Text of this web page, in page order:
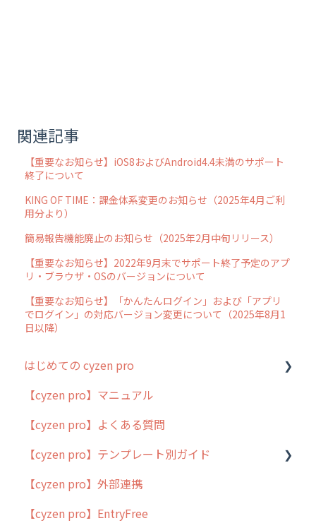
関連記事
【重要なお知らせ】iOS8およびAndroid4.4未満のサポート
終了について
KING OF TIME：課金体系変更のお知らせ（2025年4月ご利
用分より）
簡易報告機能廃止のお知らせ（2025年2月中旬リリース）
【重要なお知らせ】2022年9月末でサポート終了予定のアプ
リ・ブラウザ・OSのバージョンについて
【重要なお知らせ】「かんたんログイン」および「アプリ
でログイン」の対応バージョン変更について（2025年8月1
日以降）
はじめての cyzen pro
cyzen pro とは？
簡易マニュアル
cyzen proの位置情報取得について
用語集
よくある質問
【cyzen pro】マニュアル
【cyzen pro】よくある質問
【cyzen pro】テンプレート別ガイド
ポスティング
ラウンダー
【cyzen pro】外部連携
【cyzen pro】EntryFree